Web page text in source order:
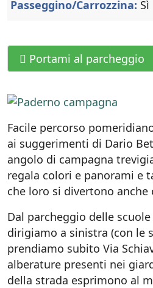
Passeggino/Carrozzina: Sì
Portami al parcheggio
Facile percorso
ai suggerimenti di Dario
angolo di campagna
regala colori e panorami e
che loro si divertono anche
Dal parcheggio delle
dirigiamo a sinistra (con le
prendiamo subito Via
alberature presenti nei
della strada esprimono al